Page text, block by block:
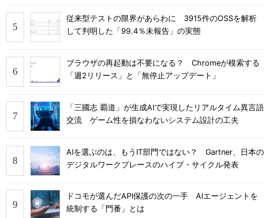
従来型テストの限界があらわに 3915件のOSSを解析
して判明した「99.4％未報告」の実態
ブラウザの再起動は不要になる？ Chromeが模索する
「週2リリース」と「無停止アップデート」
「三國志 覇道」が生成AIで実現したリアルタイム異言語
交流 ゲーム性を損なわないシステム設計の工夫
AIを選ぶのは、もうIT部門ではない？ Gartner、日本の
デジタルワークプレースのハイプ・サイクル発表
ドコモが選んだAPI保護の次の一手 AIエージェントを
統制する「門番」とは